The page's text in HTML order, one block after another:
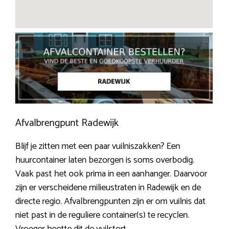
Afvalbrengpunt Radewijk
Blijf je zitten met een paar vuilniszakken? Een
huurcontainer laten bezorgen is soms overbodig.
Vaak past het ook prima in een aanhanger. Daarvoor
zijn er verscheidene milieustraten in Radewijk en de
directe regio. Afvalbrengpunten zijn er om vuilnis dat
niet past in de reguliere container(s) te recyclen.